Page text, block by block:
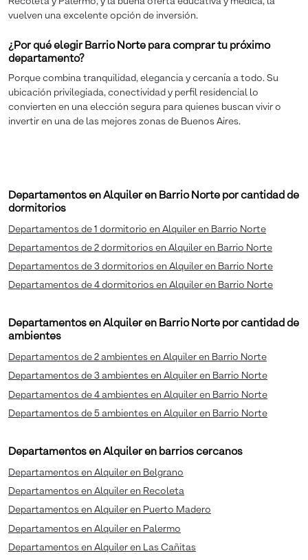
vuelven una excelente opción de inversión.
¿Por qué elegir Barrio Norte para comprar tu próximo
departamento?
Porque combina tranquilidad, elegancia y cercanía a todo. Su
ubicación privilegiada, conectividad y perfil residencial lo
convierten en una elección segura para quienes buscan vivir o
invertir en una de las mejores zonas de Buenos Aires.
Departamentos en Alquiler en Barrio Norte por cantidad de
dormitorios
Departamentos de 1 dormitorio en Alquiler en Barrio Norte
Departamentos de 2 dormitorios en Alquiler en Barrio Norte
Departamentos de 3 dormitorios en Alquiler en Barrio Norte
Departamentos de 4 dormitorios en Alquiler en Barrio Norte
Departamentos en Alquiler en Barrio Norte por cantidad de
ambientes
Departamentos de 2 ambientes en Alquiler en Barrio Norte
Departamentos de 3 ambientes en Alquiler en Barrio Norte
Departamentos de 4 ambientes en Alquiler en Barrio Norte
Departamentos de 5 ambientes en Alquiler en Barrio Norte
Departamentos en Alquiler en barrios cercanos
Departamentos en Alquiler en Belgrano
Departamentos en Alquiler en Recoleta
Departamentos en Alquiler en Puerto Madero
Departamentos en Alquiler en Palermo
Departamentos en Alquiler en Las Cañitas